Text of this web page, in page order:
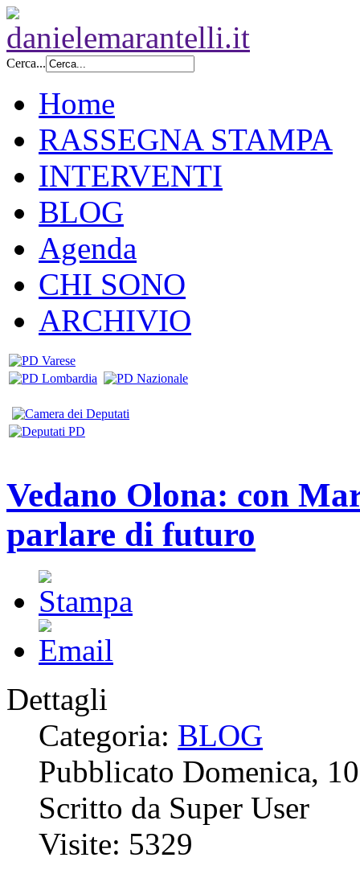
Cerca...
Home
RASSEGNA STAMPA
INTERVENTI
BLOG
Agenda
CHI SONO
ARCHIVIO
Vedano Olona: con
parlare di futuro
Dettagli
Categoria: BLOG
Pubblicato Domenica,
Scritto da Super User
Visite: 5329